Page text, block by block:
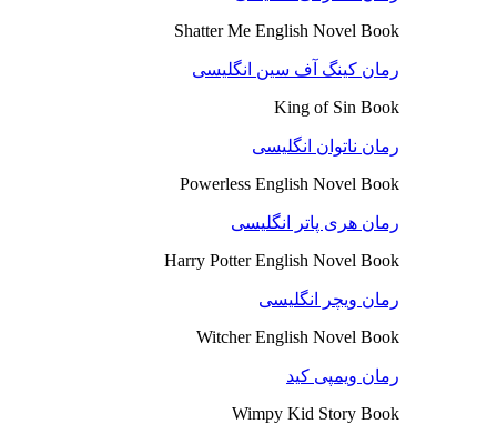
Shatter Me English Novel Book
رمان کینگ آف سین انگلیسی
King of Sin Book
رمان ناتوان انگلیسی
Powerless English Novel Book
رمان هری پاتر انگلیسی
Harry Potter English Novel Book
رمان ویچر انگلیسی
Witcher English Novel Book
رمان ویمپی کید
Wimpy Kid Story Book